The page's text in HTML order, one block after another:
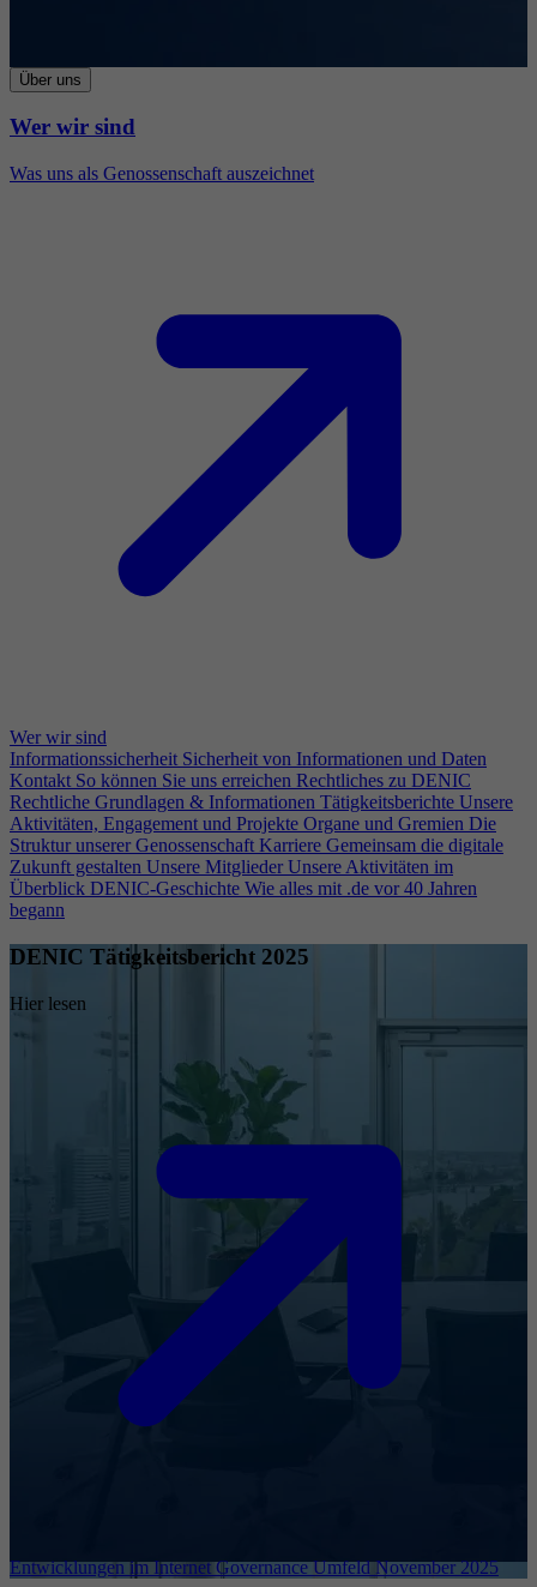
Über uns
Wer wir sind
Was uns als Genossenschaft auszeichnet
Wer wir sind
Informationssicherheit Sicherheit von Informationen und Daten
Kontakt So können Sie uns erreichen Rechtliches zu DENIC
Rechtliche Grundlagen & Informationen Tätigkeitsberichte Unsere
Aktivitäten, Engagement und Projekte Organe und Gremien Die
Struktur unserer Genossenschaft Karriere Gemeinsam die digitale
Zukunft gestalten Unsere Mitglieder Unsere Aktivitäten im
Überblick DENIC-Geschichte Wie alles mit .de vor 40 Jahren
begann
DENIC Tätigkeitsbericht 2025
Hier lesen
Entwicklungen im Internet Governance Umfeld November 2025